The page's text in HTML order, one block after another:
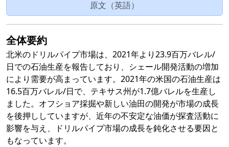
原文（英語）
全体要約
北米のドリルパイプ市場は、2021年より23.9百万バレル/
日での石油生産を報告しており、シェール開発活動の増加
により需要が高まっています。2021年の米国の石油生産は
16.5百万バレル/日で、テキサス州が1.7億バレルを生産し
ました。オフショア採掘や新しい油田の開発が市場の成長
を後押ししていますが、近年の不安定な油価が探査活動に
影響を与え、ドリルパイプ市場の成長を鈍化させる要因と
もなっています。